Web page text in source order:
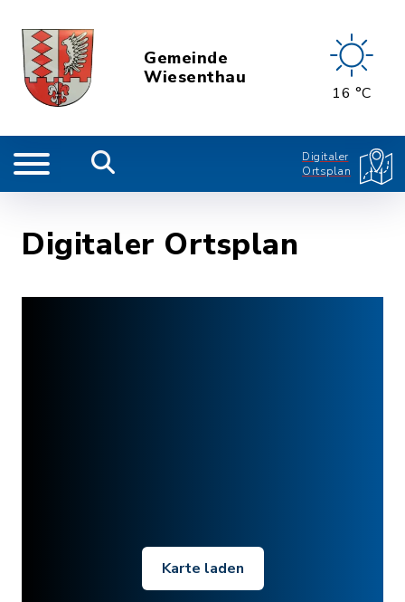
Gemeinde
Wiesenthau
16 °C
Digitaler
Ortsplan
Digitaler Ortsplan
Karte laden